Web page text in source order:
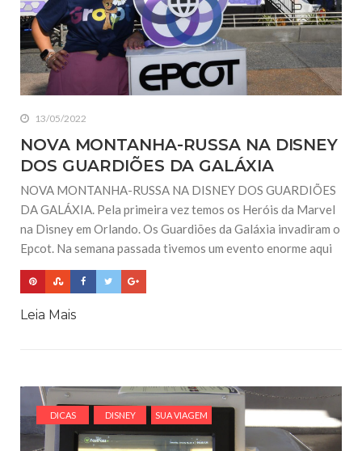
13/05/2022
NOVA MONTANHA-RUSSA NA DISNEY
DOS GUARDIÕES DA GALÁXIA
NOVA MONTANHA-RUSSA NA DISNEY DOS GUARDIÕES
DA GALÁXIA. Pela primeira vez temos os Heróis da Marvel
na Disney em Orlando. Os Guardiões da Galáxia invadiram o
Epcot. Na semana passada tivemos um evento enorme aqui
Leia Mais
DICAS DISNEY SUA VIAGEM